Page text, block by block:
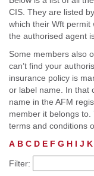
CIS. They are listed
which their Wft permit
the authorised agent
Some members also
can’t find your
insurance policy is
or label name. In that
name in the AFM
member it belongs
terms and conditions
A B C D E F G H I J K
Filter: